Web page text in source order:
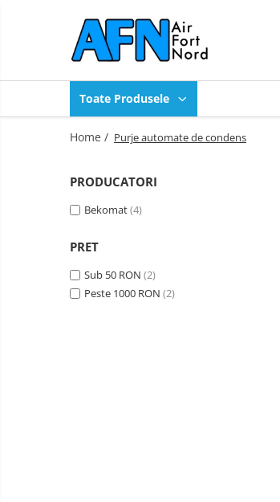
Toate Produsele
Compresoare industriale
Purje automate de condens
Sistem de tratare condens
Piese de schimb compresoare
Ulei compresoare
Scule pneumatice
Toate Produsele
Home / Purje automate de condens
PRODUCATORI
Bekomat(4)
PRET
Sub 50 RON (2)
Peste 1000 RON (2)